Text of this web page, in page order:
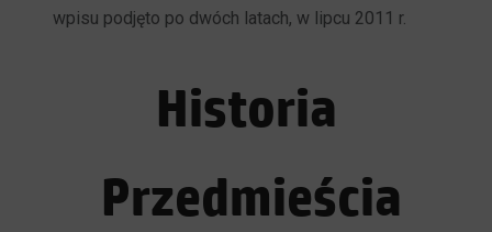
wpisu podjęto po dwóch latach, w lipcu 2011 r.
Historia
Przedmieścia